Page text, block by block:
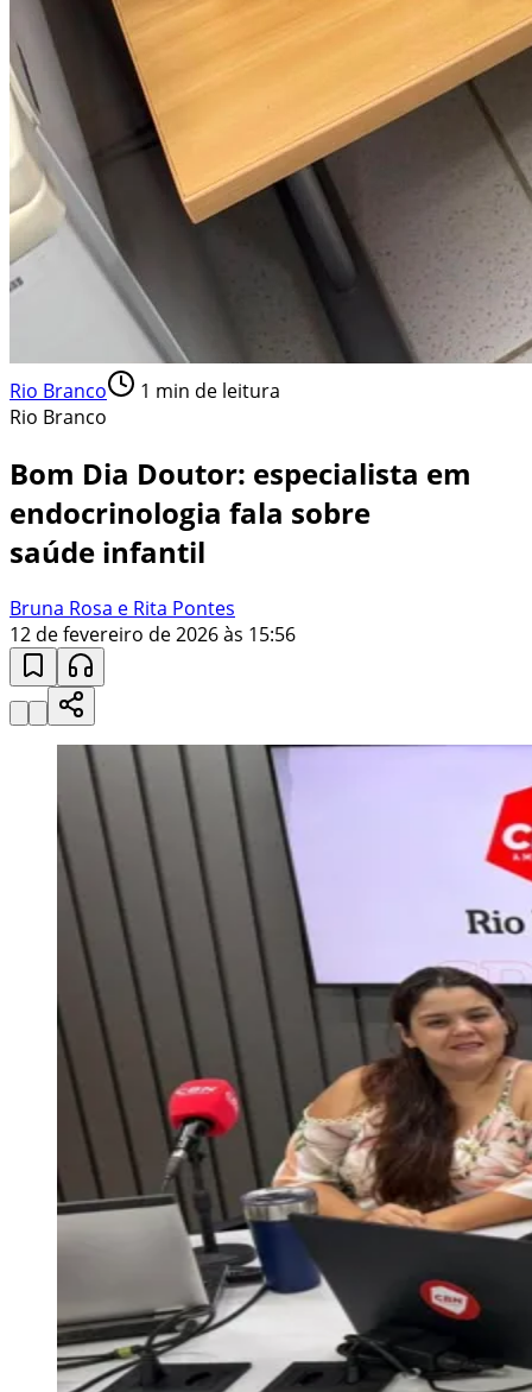
Rio Branco 1 min de leitura
Rio Branco
Bom Dia Doutor: especialista em
endocrinologia fala sobre
saúde infantil
Bruna Rosa e Rita Pontes
12 de fevereiro de 2026 às 15:56